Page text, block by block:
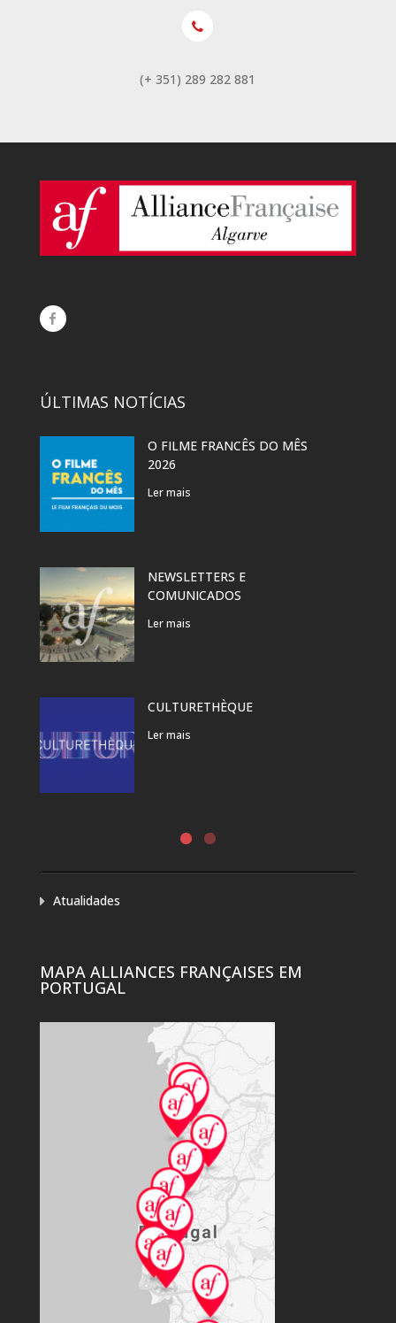
(+ 351) 289 282 881
ÚLTIMAS NOTÍCIAS
O FILME FRANCÊS DO MÊS
2026
Ler mais
NEWSLETTERS E
COMUNICADOS
Ler mais
CULTURETHÈQUE
Ler mais
Atualidades
MAPA ALLIANCES FRANÇAISES EM
PORTUGAL